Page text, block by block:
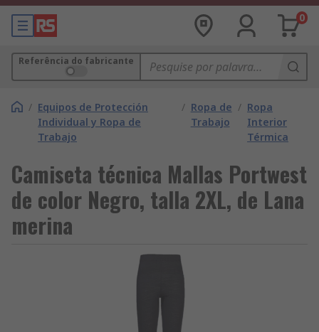
0
Referência do fabricante
/ Equipos de Protección
Individual y Ropa de
Trabajo
/ Ropa de
Trabajo
/ Ropa
Interior
Térmica
Camiseta técnica Mallas Portwest
de color Negro, talla 2XL, de Lana
merina